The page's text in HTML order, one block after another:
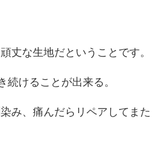
丈な生地だということです。
続けることが出来る。
み、痛んだらリペアしてまた